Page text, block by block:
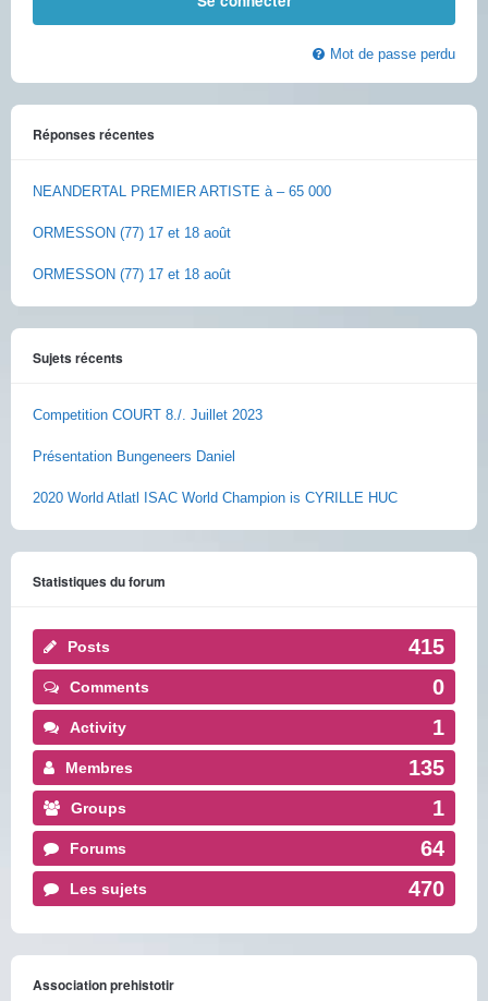
Mot de passe perdu
Réponses récentes
NEANDERTAL PREMIER ARTISTE à – 65 000
ORMESSON (77) 17 et 18 août
ORMESSON (77) 17 et 18 août
Sujets récents
Competition COURT 8./. Juillet 2023
Présentation Bungeneers Daniel
2020 World Atlatl ISAC World Champion is CYRILLE HUC
Statistiques du forum
Posts 415
Comments 0
Activity 1
Membres 135
Groups 1
Forums 64
Les sujets 470
Association prehistotir